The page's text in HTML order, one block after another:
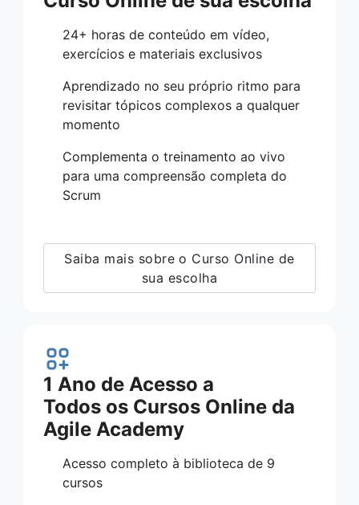
24+ horas de conteúdo em vídeo,
exercícios e materiais exclusivos
Aprendizado no seu próprio ritmo para
revisitar tópicos complexos a qualquer
momento
Complementa o treinamento ao vivo
para uma compreensão completa do
Scrum
Saiba mais sobre o Curso Online de
sua escolha
1 Ano de Acesso a
Todos os Cursos Online da
Agile Academy
Acesso completo à biblioteca de 9
cursos